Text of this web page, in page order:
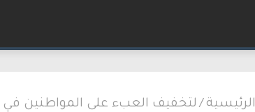
الرئيسية / لتخفيف العبء على المواطنين في